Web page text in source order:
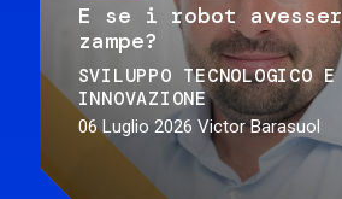
E se i robot
zampe?
SVILUPPO TECNOLOGICO E
INNOVAZIONE
06 Luglio 2026 Victor Barasuol